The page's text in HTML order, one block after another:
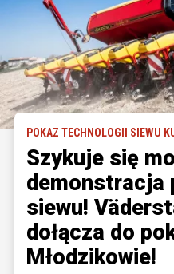
POKAZ TECHNOLOGII SIEWU
Szykuje się
demonstracja
siewu!
dołącza do
Młodzikowie!